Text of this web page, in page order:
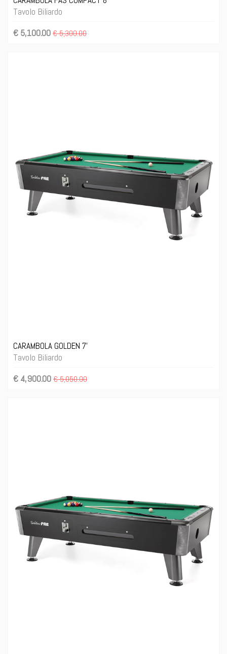
Tavolo Biliardo
€ 5,100.00€ 5,300.00
CARAMBOLA GOLDEN 7'
Tavolo Biliardo
€ 4,900.00€ 5,050.00